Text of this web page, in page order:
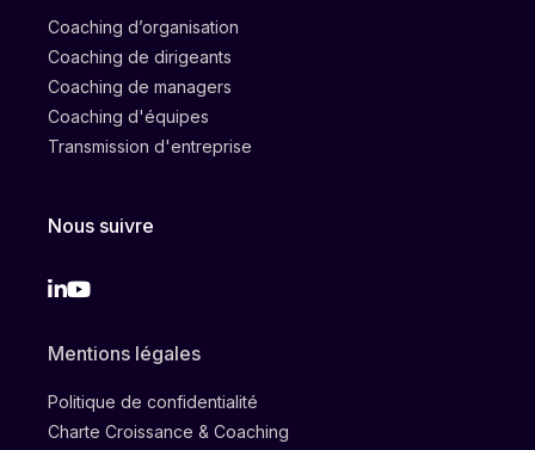
Coaching d’organisation
Coaching de dirigeants
Coaching de managers
Coaching d'équipes
Transmission d'entreprise
Nous suivre
Linkedin
Instagram
Mentions légales
Politique de confidentialité
Charte Croissance & Coaching